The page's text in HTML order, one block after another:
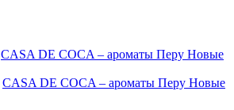
CASA DE COCA – ароматы Перу Новые
CASA DE COCA – ароматы Перу Новые